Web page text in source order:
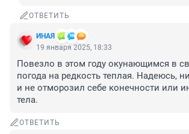
ОТВЕТИТЬ
ИHАЯ
19 января 2025, 18:33
Повезло в этом году окунающимся в
погода на редкость теплая. Надеюсь,
и не отморозил себе конечности или
тела.
ОТВЕТИТЬ